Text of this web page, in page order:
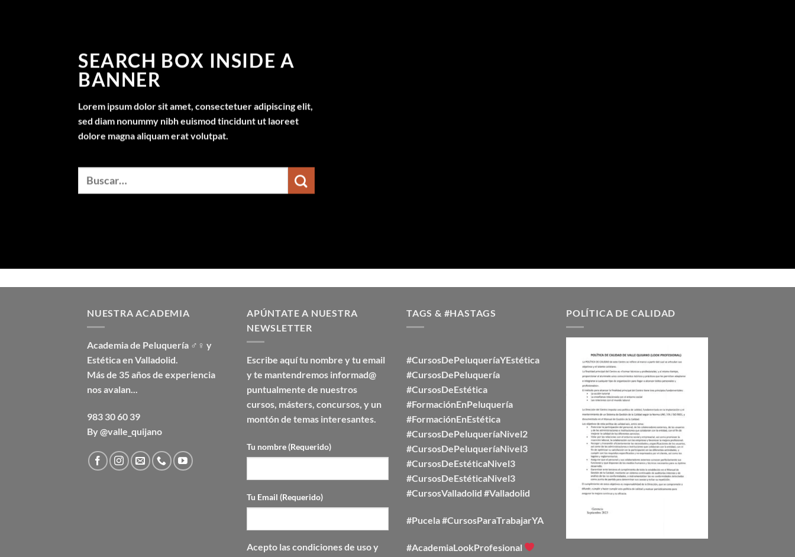
SEARCH BOX INSIDE A
BANNER
Lorem ipsum dolor sit amet, consectetuer adipiscing elit,
sed diam nonummy nibh euismod tincidunt ut laoreet
dolore magna aliquam erat volutpat.
NUESTRA ACADEMIA
Academia de Peluquería ♂♀ y
Estética en Valladolid.
Más de 35 años de experiencia
nos avalan...
983 30 60 39
By @valle_quijano
APÚNTATE A NUESTRA
NEWSLETTER
Escribe aquí tu nombre y tu email
y te mantendremos informad@
puntualmente de nuestros
cursos, másters, concursos, y un
montón de temas interesantes.
Tu nombre (Requerido)
Tu Email (Requerido)
Acepto lascondiciones de uso y
TAGS & #HASTAGS
#CursosDePeluqueríaYEstética
#CursosDePeluquería
#CursosDeEstética
#FormaciónEnPeluquería
#FormaciónEnEstética
#CursosDePeluqueríaNivel2
#CursosDePeluqueríaNivel3
#CursosDeEstéticaNivel3
#CursosDeEstéticaNivel3
#CursosValladolid #Valladolid
#Pucela #CursosParaTrabajarYA
#AcademiaLookProfesional
POLÍTICA DE CALIDAD